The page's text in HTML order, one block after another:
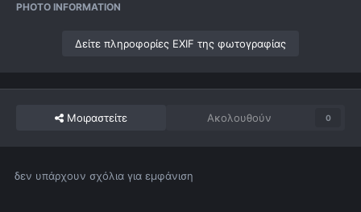
PHOTO INFORMATION
Δείτε πληροφορίες EXIF της φωτογραφίας
Μοιραστείτε Ακολουθούν 0
δεν υπάρχουν σχόλια για εμφάνιση